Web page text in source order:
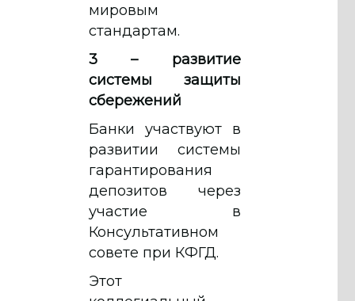
мировым
стандартам.
3 – развитие
системы защиты
сбережений
Банки участвуют в
развитии системы
гарантирования
депозитов через
участие в
Консультативном
совете при КФГД.
Этот